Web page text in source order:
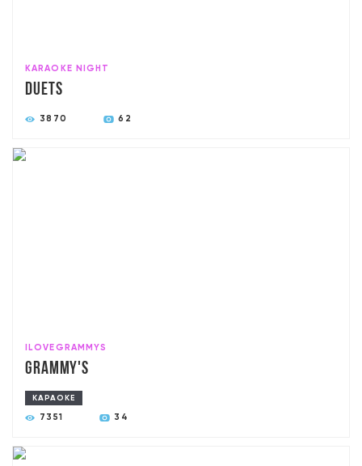
KARAOKE NIGHT
Duets
3870 62
ILOVEGRAMMYS
Grammy's
КАРАОКЕ
7351 34